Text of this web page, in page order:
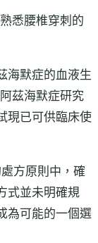
悉腰椎穿刺的
海默症的血液生
茲海默症研究
現已可供臨床使
處方原則中，確
式並未明確規
為可能的一個選